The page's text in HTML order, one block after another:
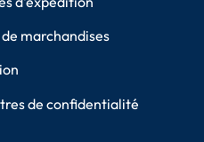
marchandises
de confidentialité